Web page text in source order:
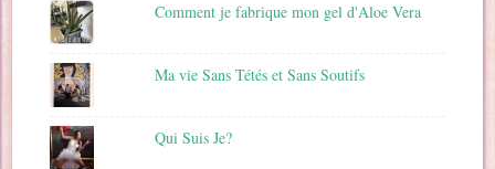
Comment je fabrique mon gel d'Aloe Vera
Ma vie Sans Tétés et Sans Soutifs
Qui Suis Je?